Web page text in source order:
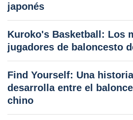
japonés
Kuroko's Basketball: Los
jugadores de baloncesto
Find Yourself: Una
desarrolla entre el
chino